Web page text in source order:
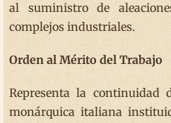
al suministro de
complejos industriales.
Orden al Mérito del Trabajo
Representa la continuidad
monárquica italiana